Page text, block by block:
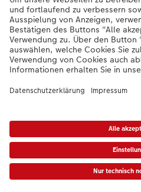
Bei Fragen zu Produkten oder der
Montag bis Samstag von 8:00 –
20:00 Uhr (gesetzliche
Telefonnummer044 499
DE| FR
PreislisteDas abgebildete Produkt